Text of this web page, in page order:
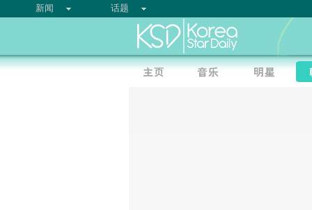
新闻 话题